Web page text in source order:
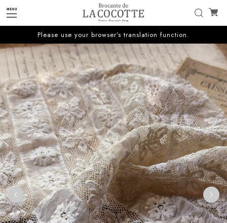
Please use your browser’s translation function.